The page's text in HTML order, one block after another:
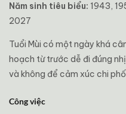
Năm sinh tiêu biểu: 1943,
2027
Tuổi Mùi có một ngày khá
hoạch từ trước dễ đi đúng
và không để cảm xúc chi
Công việc